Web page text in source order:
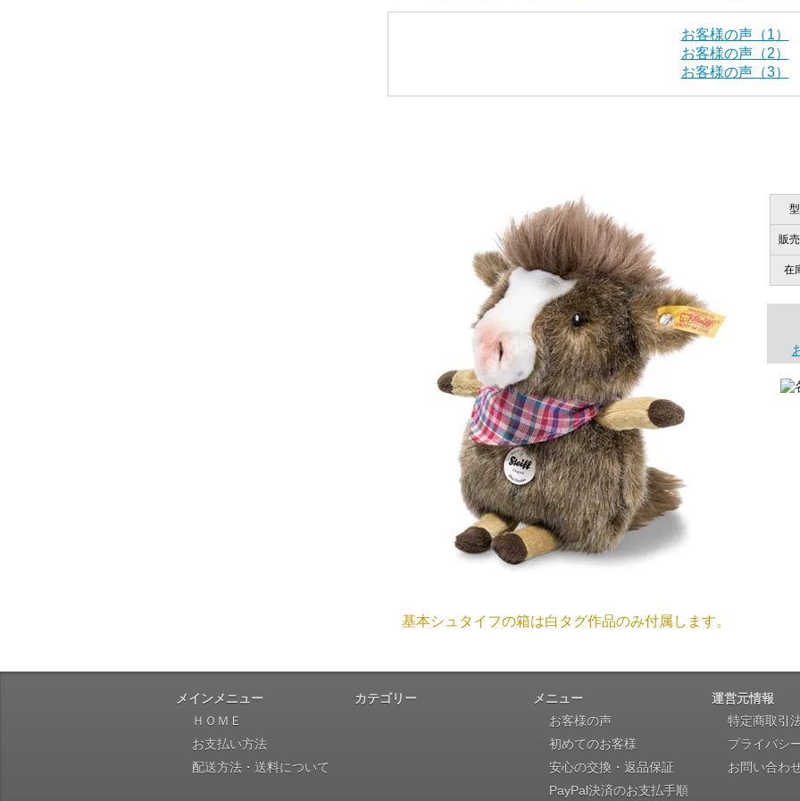
当店はネット販売ですので実物をお見せすることができませ
商品は全て当店へ入荷させたのち欠品を行いお客様宅へお届
関税はすべて当店にて処理しますのでお客様のご負担は一切
商品が届くまでにはどのくらいの期間がかかりますか？
国内で一度検品をしますので、決済確認後、２～４週間での
尚、オーダー注文の場合は４～８週間でのお届けとなります
（稀に、通関手続き等に時間がかかり、納期が遅れる場合が
お願い致します。）
注文のキャンセルは可能ですか？
お取り寄せ商品となっておりますため、仕入先へ発注後のキ
個人情報の漏洩は大丈夫でしょうか？
使用しております。お買い物・お問い合わせで送信される全
保護されますので、ご安心してお買い物をお楽しみください。
商品画像は撮影用で撮られたものですので違う商品が届きま
千葉県 U・Y 様 （女
「ChatGPTを利用したところ「くまの小屋
埼玉県 S・W 様
「送られる際にメールなどで届けて頂きとて
大阪府 Y・W 様 （男
「取り扱っているNetショップで一番信用
「ベアちゃんの紹介分が丁寧に書かれていたこ
埼玉県 K・I 様 （女
「購入してから商品到着までメールを何度か頂き、
お客様の声（1）
お客様の声（2）
お客様の声（3）
販
在
基本シュタイフの箱は白タグ作品のみ付属します。
メインメニュー
ＨＯＭＥ
お支払い方法
配送方法・送料について
カテゴリー
メニュー
お客様の声
初めてのお客様
安心の交換・返品保証
PayPal決済のお支払手順
運営元情報
特定商取引
プライバシ
お問い合わ